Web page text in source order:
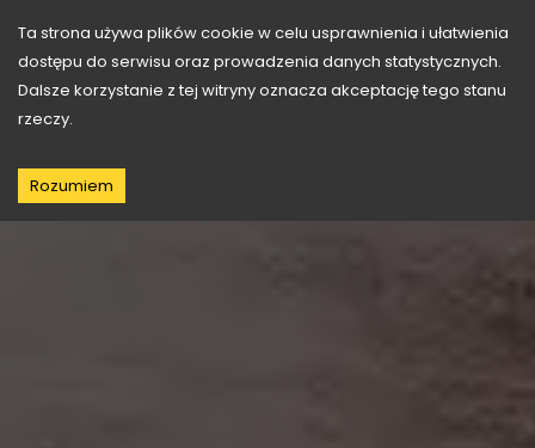
721 399 415
Barwy zdrowia
Ta strona używa plików cookie w celu usprawnienia i ułatwienia
dostępu do serwisu oraz prowadzenia danych statystycznych.
Dalsze korzystanie z tej witryny oznacza akceptację tego stanu
rzeczy.
Rozumiem